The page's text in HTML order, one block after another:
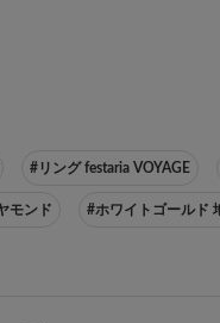
#リング festaria VOYAGE
モンド #ホワイトゴールド